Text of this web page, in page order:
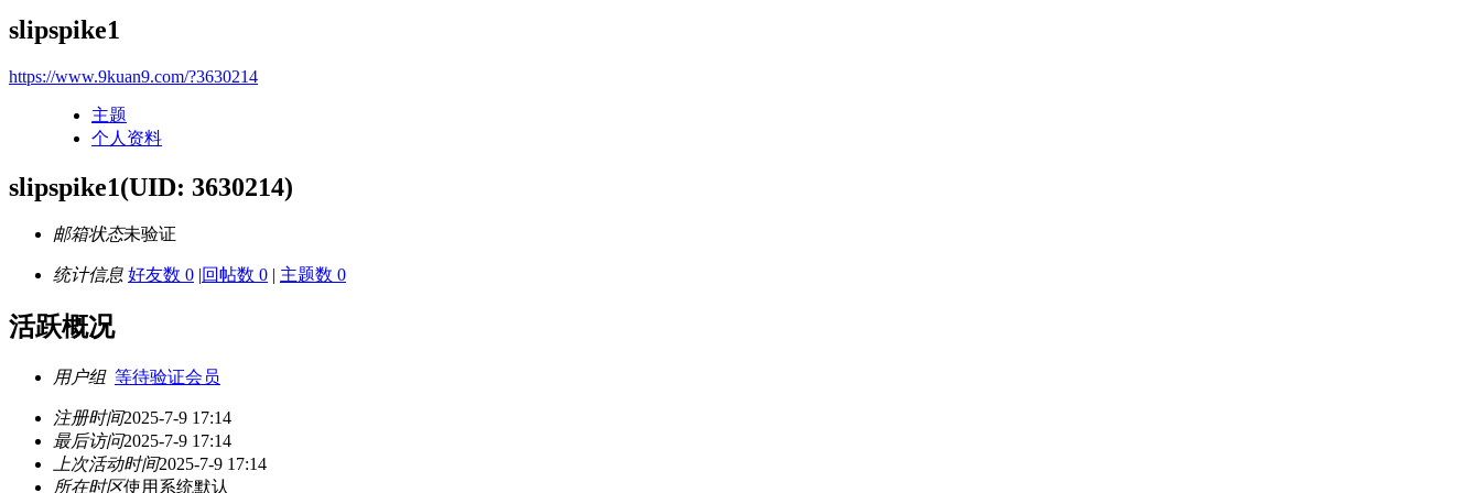
slipspike1
https://www.9kuan9.com/?3630214
主题
个人资料
slipspike1(UID: 3630214)
邮箱状态未验证
统计信息 好友数 0 |回帖数 0 | 主题数 0
活跃概况
用户组 等待验证会员
注册时间2025-7-9 17:14
最后访问2025-7-9 17:14
上次活动时间2025-7-9 17:14
所在时区使用系统默认